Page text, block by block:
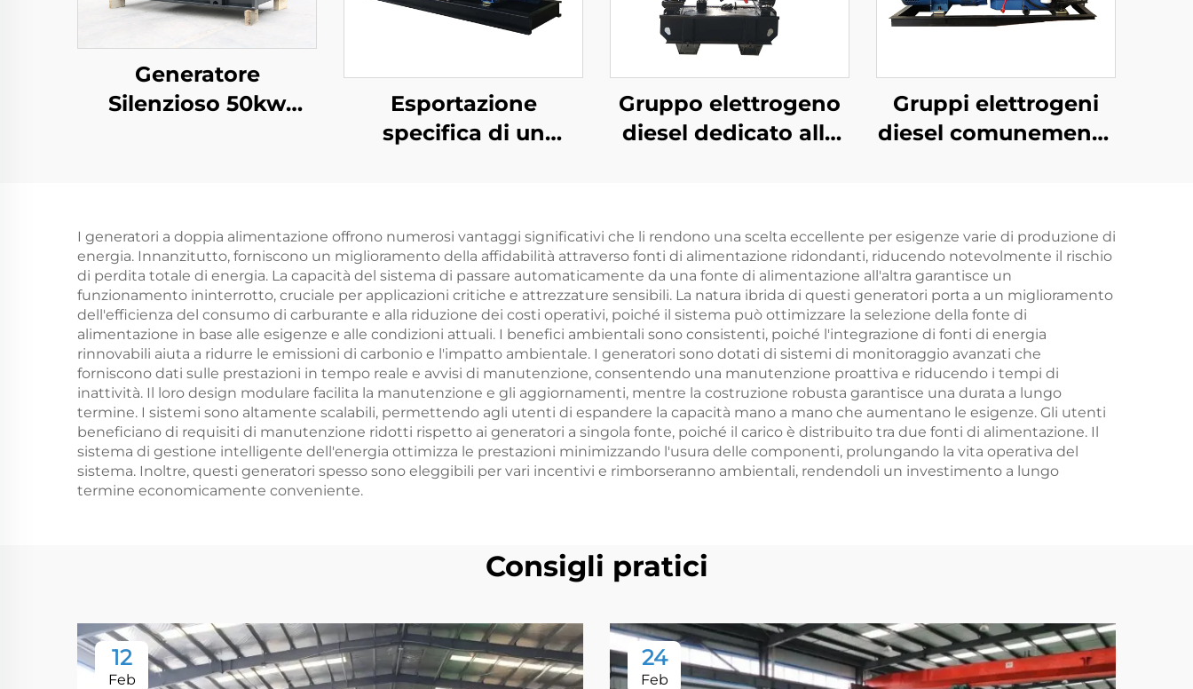
Generatore
Silenzioso 50kw
Esportazione
specifica di un
produzione di
energia
Gruppo elettrogeno
diesel dedicato alla
Gruppi elettrogeni
diesel comunemente
I generatori a doppia alimentazione offrono numerosi vantaggi significativi che li rendono una scelta eccellente per esigenze varie di produzione di
energia. Innanzitutto, forniscono un miglioramento della affidabilità attraverso fonti di alimentazione ridondanti, riducendo notevolmente il rischio
di perdita totale di energia. La capacità del sistema di passare automaticamente da una fonte di alimentazione all'altra garantisce un
funzionamento ininterrotto, cruciale per applicazioni critiche e attrezzature sensibili. La natura ibrida di questi generatori porta a un miglioramento
dell'efficienza del consumo di carburante e alla riduzione dei costi operativi, poiché il sistema può ottimizzare la selezione della fonte di
alimentazione in base alle esigenze e alle condizioni attuali. I benefici ambientali sono consistenti, poiché l'integrazione di fonti di energia
rinnovabili aiuta a ridurre le emissioni di carbonio e l'impatto ambientale. I generatori sono dotati di sistemi di monitoraggio avanzati che
forniscono dati sulle prestazioni in tempo reale e avvisi di manutenzione, consentendo una manutenzione proattiva e riducendo i tempi di
inattività. Il loro design modulare facilita la manutenzione e gli aggiornamenti, mentre la costruzione robusta garantisce una durata a lungo
termine. I sistemi sono altamente scalabili, permettendo agli utenti di espandere la capacità mano a mano che aumentano le esigenze. Gli utenti
beneficiano di requisiti di manutenzione ridotti rispetto ai generatori a singola fonte, poiché il carico è distribuito tra due fonti di alimentazione. Il
sistema di gestione intelligente dell'energia ottimizza le prestazioni minimizzando l'usura delle componenti, prolungando la vita operativa del
sistema. Inoltre, questi generatori spesso sono eleggibili per vari incentivi e rimborseranno ambientali, rendendoli un investimento a lungo
termine economicamente conveniente.
Consigli pratici
12
Feb
24
Feb